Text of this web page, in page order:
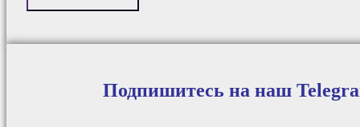
Подпишитесь на наш